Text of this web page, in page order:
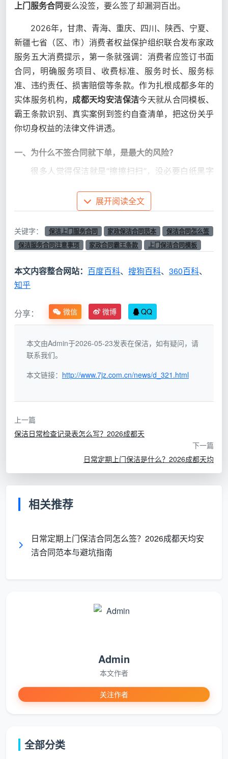
上门服务合同要么没签，要么签了却漏洞百出。
2026年，甘肃、青海、重庆、四川、陕西、宁夏、
新疆七省（区、市）消费者权益保护组织联合发布家政
服务五大消费提示，第一条就强调：消费者应签订书面
合同，明确服务项目、收费标准、服务时长、服务标
准、违约责任、损害赔偿等条款。作为扎根成都多年的
实体服务机构， 成都天均安洁保洁今天就从合同模板、
霸王条款识别、真实案例到签约自查清单，把这份关乎
你切身权益的法律文件讲透。
一、为什么不签合同就下单，是最大的风险？
很多人觉得保洁就是“擦擦扫扫”，没必要白纸黑字
“从事家庭服务活动，家庭服务机构或
家庭服务员应当与消费者以书面形式签订家庭服务合
同。”签订书面合同不仅是法律的要求，更是保护双方
权益的第一道防线。
如果你不签正式合同就下单，至少面临三重风险：
服务缩水无法追责
员只做了表面清洁，油烟机没擦、床底没扫。对方一
句“您买的就是基础保洁，不含这些”就能堵住你的投
财产损坏索赔无门
司签订合同的情况下，因工作人员执行工作任务造成
人，让消费者维权陷入困境。
：提前办了包月套餐或大额预付卡，
结果公司跑路，追讨无门。2025年成都积木月子中
心突然闭店，大量消费者预付的定金无法追回，就是
二、一份合格的保洁上门服务合同，必须包含哪些内
保洁上门服务合同 应该怎么签？根据《家庭服务业
管理暂行办法》第十四条，家庭服务合同应至少包括：
形式；以及各方权利与义务、违约责任与争议解决方式
拆解为以下八大核心模块：
展开阅读全文
关键字： 保洁上门服务合同 家政保洁合同范本
保洁合同怎么签
保洁服务合同注意事项
家政合同霸王条款 上门保洁合同模板
本文内容整合网站： 百度百科、 搜狗百科、 360百科、
知乎
分享： 微信 微博 QQ
本文由Admin于2026-05-23发表在保洁，如有疑问，请
联系我们。
本文链接： http://www.7jz.com.cn/news/d_321.html
上一篇
保洁日常检查记录表怎么写？2026成都天
下一篇
日常定期上门保洁是什么？2026成都天均
相关推荐
日常定期上门保洁合同怎么签？2026成都天均安
洁合同范本与避坑指南
Admin
本文作者
关注作者
全部分类